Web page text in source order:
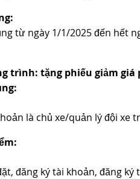
từ ngày 1/1/2025 đến hết
trình: tặng phiếu giảm giá
là chủ xe/quản lý đội xe
đăng ký tài khoản, đăng